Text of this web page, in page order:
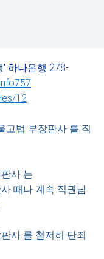
게
' 하나은행 278-
12
고법 부장판사 를 직
사 는
때나 계속 직권남
사 를 철저히 단죄